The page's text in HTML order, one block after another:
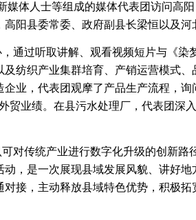
媒体人士等组成的媒体代表团访问高
阳县委常委、政府副县长梁恒以及河
通过听取讲解、观看视频短片与《
纺织产业集群培育、产销运营模式
业，代表团观摩了产品生产流程，
贸业绩。在县污水处理厂，代表团深
对传统产业进行数字化升级的创新
，是一次展现县域发展风貌、讲好
接，主动释放县域特色优势，积极拓